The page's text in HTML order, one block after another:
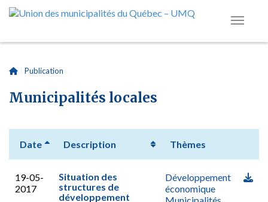
Publication
Municipalités locales
Date Description Thèmes
19-05-
2017
Situation des
structures de
développement
Développement
économique